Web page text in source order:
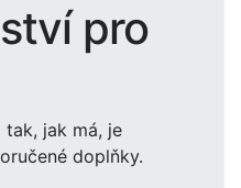
pro
jak má, je
doplňky.